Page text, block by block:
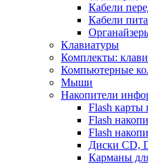
Кабели
Кабели
Клавиатуры
Комплекты:
Компьютерные
Мыши
Накопители
Flash карты
Flash
Flash
Диски CD,
Карманы